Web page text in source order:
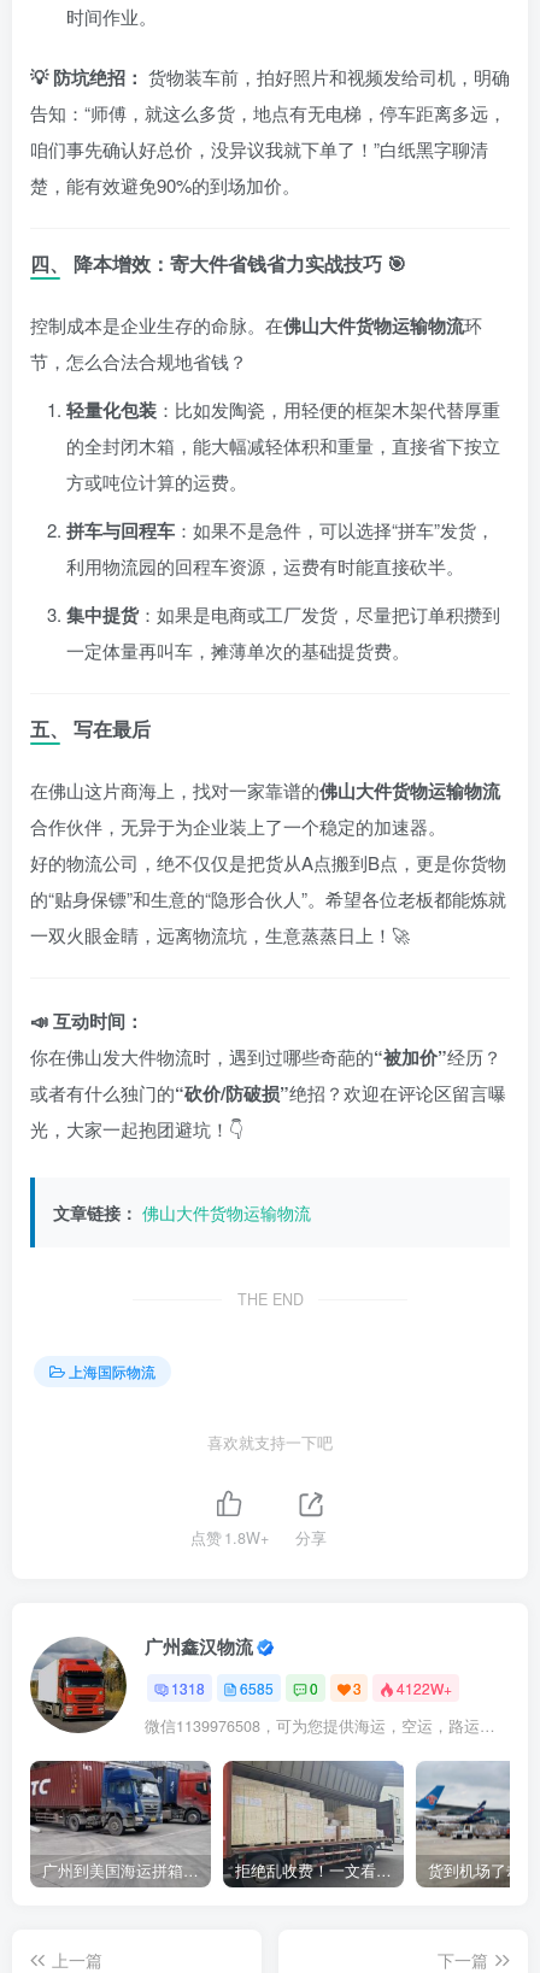
时间作业。
💡 防坑绝招： 货物装车前，拍好照片和视频发给司机，明确
告知：“师傅，就这么多货，地点有无电梯，停车距离多远，
咱们事先确认好总价，没异议我就下单了！”白纸黑字聊清
楚，能有效避免90%的到场加价。
四、 降本增效：寄大件省钱省力实战技巧 🎯
控制成本是企业生存的命脉。在佛山大件货物运输物流环
节，怎么合法合规地省钱？
轻量化包装 ：比如发陶瓷，用轻便的框架木架代替厚重
的全封闭木箱，能大幅减轻体积和重量，直接省下按立
方或吨位计算的运费。
拼车与回程车 ：如果不是急件，可以选择“拼车”发货，
利用物流园的回程车资源，运费有时能直接砍半。
集中提货：如果是电商或工厂发货，尽量把订单积攒到
一定体量再叫车，摊薄单次的基础提货费。
五、 写在最后
在佛山这片商海上，找对一家靠谱的佛山大件货物运输物流
合作伙伴，无异于为企业装上了一个稳定的加速器。
好的物流公司，绝不仅仅是把货从A点搬到B点，更是你货物
的“贴身保镖”和生意的“隐形合伙人”。希望各位老板都能炼就
一双火眼金睛，远离物流坑，生意蒸蒸日上！🚀
📣 互动时间：
你在佛山发大件物流时，遇到过哪些奇葩的“被加价”经历？
或者有什么独门的“砍价/防破损”绝招？欢迎在评论区留言曝
光，大家一起抱团避坑！👇
文章链接： 佛山大件货物运输物流
THE END
上海国际物流
喜欢就支持一下吧
点赞1.8W+ 分享
广州鑫汉物流
1318 6585 0 3 4122W+
微信1139976508，可为您提供海运，空运，路运，铁路运输
广州到美国海运拼箱多少钱？2024年最新运费构成+隐藏费用避坑指南 拒绝乱收费！一文看懂中国货代计费套路，教你避开所有隐形坑
上一篇
下一篇